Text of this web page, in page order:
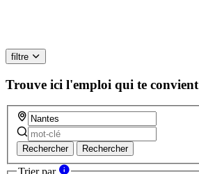
filtre
Trouve ici l'emploi qui te convient
Rechercher Rechercher
Trier par